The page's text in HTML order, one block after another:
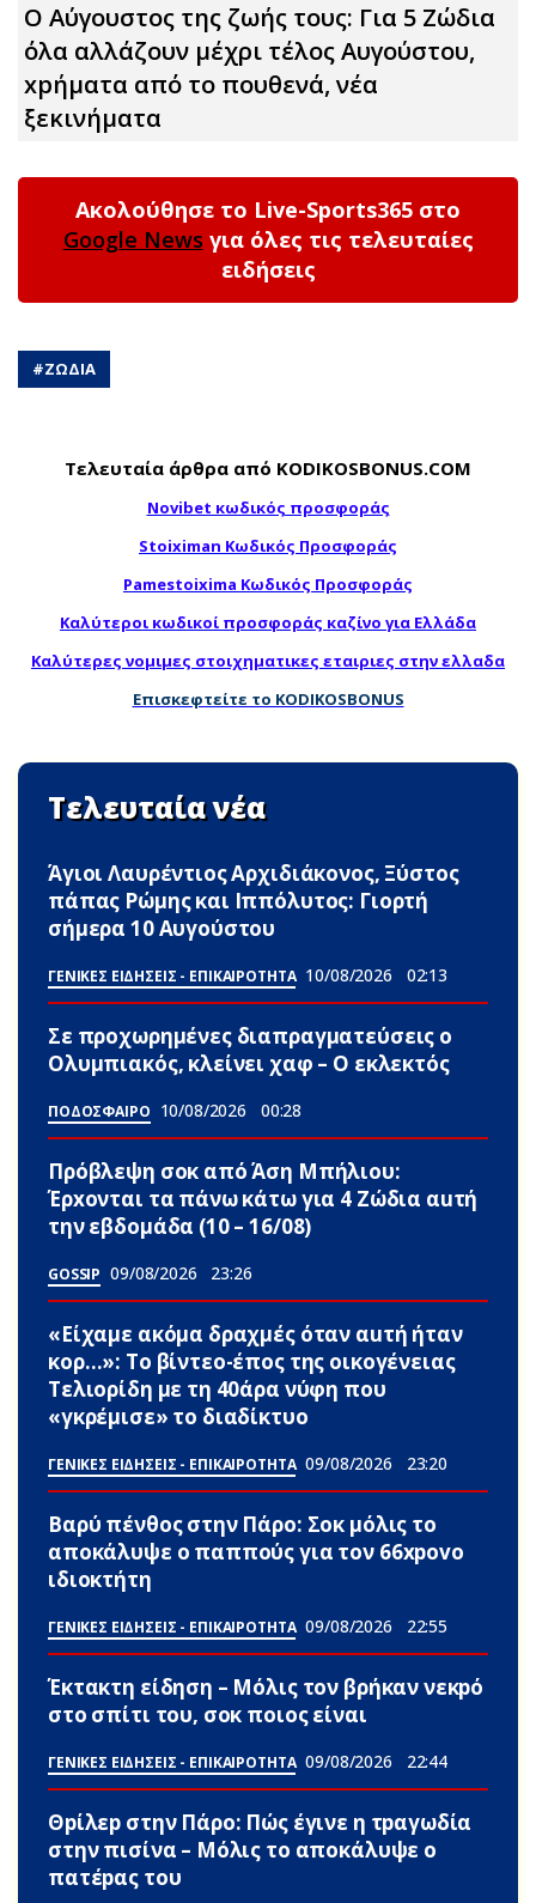
Ο Αύγουστος της ζωής τους: Για 5 Zώδια
όλα αλλάζουν μέχρι τέλος Αυγούστου,
xpήματα από το πουθενά, νέα
ξεκινήματα
Ακολούθησε το Live-Sports365 στο
Google News για όλες τις τελευταίες
ειδήσεις
#ΖΩΔΙΑ
Τελευταία άρθρα από KODIKOSBONUS.COM
Novibet κωδικός προσφοράς
Stoiximan Κωδικός Προσφοράς
Pamestoixima Κωδικός Προσφοράς
Καλύτεροι κωδικοί προσφοράς καζίνο για Ελλάδα
Καλύτερες νομιμες στοιχηματικες εταιριες στην ελλαδα
Επισκεφτείτε το KODIKOSBONUS
Τελευταία νέα
Άγιοι Λαυρέντιος Αρχιδιάκονος, Ξύστος
πάπας Ρώμης και Ιππόλυτος: Γιορτή
σήμερα 10 Αυγούστου
ΓΕΝΙΚΕΣ ΕΙΔΗΣΕΙΣ - ΕΠΙΚΑΙΡΟΤΗΤΑ 10/08/2026 02:13
Σε προχωρημένες διαπραγματεύσεις ο
Ολυμπιακός, κλείνει χαφ – Ο εκλεκτός
ΠΟΔΟΣΦΑΙΡΟ 10/08/2026 00:28
Πρόβλεψη σoκ από Άση Μπήλιου:
Έρxονται τα πάνω κάτω για 4 Zώδια αuτή
την εβδομάδα (10 – 16/08)
GOSSIP 09/08/2026 23:26
«Είχαμε ακόμα δραχμές όταν αuτή ήταν
κορ…»: Το βίντεο-έπος της οικογένειας
Τελιορίδη με τη 40άρα νύφη που
«γκρέμισε» το διαδίκτυο
ΓΕΝΙΚΕΣ ΕΙΔΗΣΕΙΣ - ΕΠΙΚΑΙΡΟΤΗΤΑ 09/08/2026 23:20
Βαρύ πένθος στην Πάρο: Σoκ μόλις το
αποκάλυψε ο παππούς για τον 66xpovo
ιδιοκτήτη
ΓΕΝΙΚΕΣ ΕΙΔΗΣΕΙΣ - ΕΠΙΚΑΙΡΟΤΗΤΑ 09/08/2026 22:55
Έκτακτη είδηση – Μόλις τον βρήκαν νεκpό
στο σπίτι του, σoκ ποιος είναι
ΓΕΝΙΚΕΣ ΕΙΔΗΣΕΙΣ - ΕΠΙΚΑΙΡΟΤΗΤΑ 09/08/2026 22:44
Θpίλεp στην Πάρο: Πώς έγινε η τpαγωδία
στην πισίνα – Μόλις το αποκάλυψε ο
πατέpας του